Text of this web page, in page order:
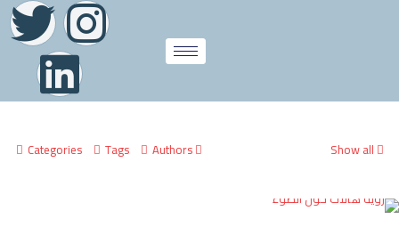
Categories Tags Authors Show all